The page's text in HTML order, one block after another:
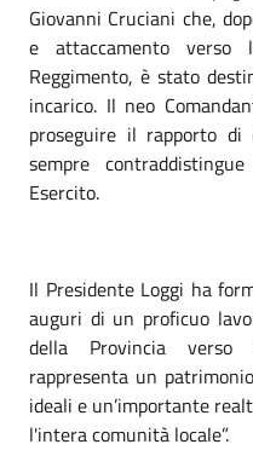
Giovanni Cruciani che,
e attaccamento
Reggimento, è stato
incarico. Il neo
proseguire il rapporto di
sempre
Esercito.
Il Presidente Loggi ha
auguri di un proficuo
della Provincia
rappresenta un
ideali e un’importante
l'intera comunità locale”.